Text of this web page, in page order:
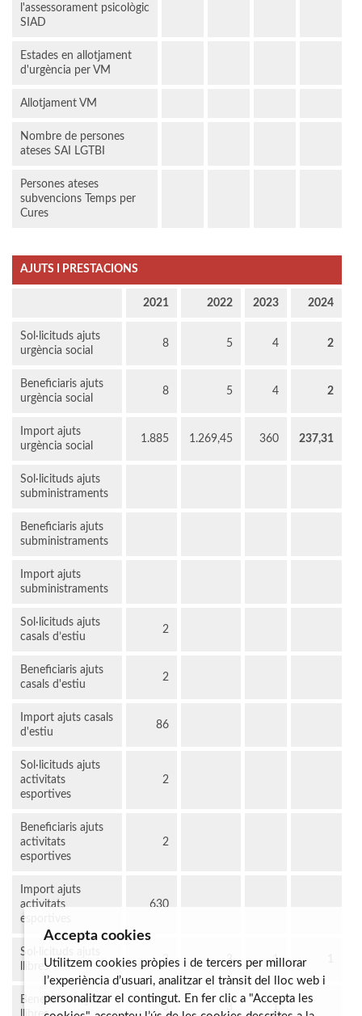
l'assessorament psicològic
SIAD
Estades en allotjament
d'urgència per VM
Allotjament VM
Nombre de persones
ateses SAI LGTBI
Persones ateses
subvencions Temps per
Cures
AJUTS I PRESTACIONS
2021 2022 2023 2024
Sol·licituds ajuts
urgència social
8 5 4 2
Beneficiaris ajuts
urgència social
8 5 4 2
Import ajuts
urgència social
1.885 1.269,45 360 237,31
Sol·licituds ajuts
subministraments
Beneficiaris ajuts
subministraments
Import ajuts
subministraments
Sol·licituds ajuts
casals d’estiu
2
Beneficiaris ajuts
casals d'estiu
2
Import ajuts casals
d'estiu
86
Sol·licituds ajuts
activitats
esportives
2
Beneficiaris ajuts
activitats
esportives
2
Import ajuts
activitats
esportives
630
Sol·licituds ajuts
llibres
3 3 1
Beneficiaris ajuts
3
Accepta cookies
Utilitzem cookies pròpies i de tercers per millorar
l’experiència d’usuari, analitzar el trànsit del lloc web i
personalitzar el contingut. En fer clic a "Accepta les